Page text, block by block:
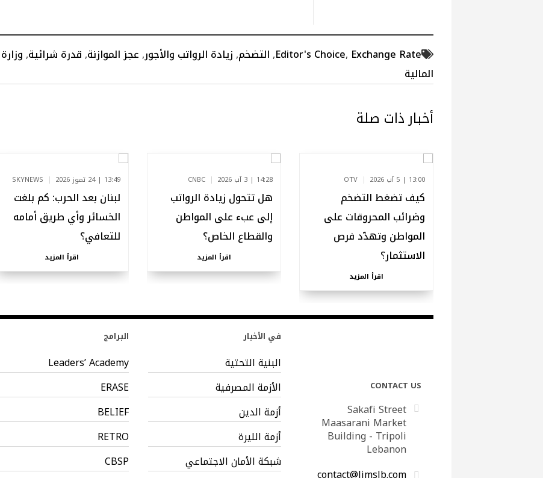
Editor's Choice, Exchange Rate
,التضخم,زيادة الرواتب والأجور,عجز الموازنة,قدرة شرائية,وزارة
المالية
أخبار ذات صلة
13:00 | 5 آب 2026 OTV
كيف تضغط التضخم
وضرائب المحروقات على
المواطن وتهدّد فرص
الاستثمار؟
اقرأ المزيد
14:28 | 3 آب 2026 CNBC
هل تتحول زيادة الرواتب
إلى عبء على المواطن
والقطاع الخاص؟
اقرأ المزيد
13:49 | 24 تموز 2026 SKYNEWS
لبنان بعد الحرب: كم بلغت
الخسائر وأي طريق أمامه
للتعافي؟
اقرأ المزيد
CONTACT US
Sakafi Street
Maasarani Market
Building - Tripoli
Lebanon
في الأخبار
البنية التحتية
الأزمة المصرفية
أزمة الدين
أزمة الليرة
شبكة الأمان الاجتماعي
البرامج
Leaders’ Academy
ERASE
BELIEF
RETRO
CBSP